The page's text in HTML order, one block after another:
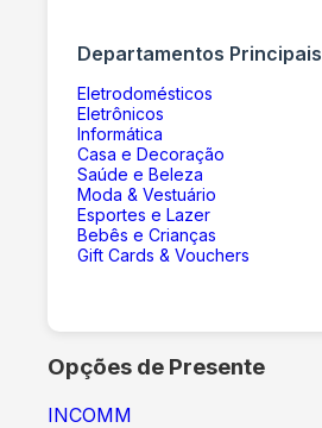
Departamentos Principais
Eletrodomésticos
Eletrônicos
Informática
Casa e Decoração
Saúde e Beleza
Moda & Vestuário
Esportes e Lazer
Bebês e Crianças
Gift Cards & Vouchers
Opções de Presente
INCOMM